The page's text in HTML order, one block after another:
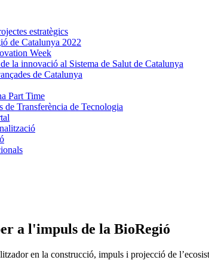
estratègics
de Catalunya 2022
Week
la innovació al Sistema de Salut de Catalunya
de Catalunya
Part Time
de Transferència de Tecnologia
a l'impuls de la BioRegió
en la construcció, impuls i projecció de